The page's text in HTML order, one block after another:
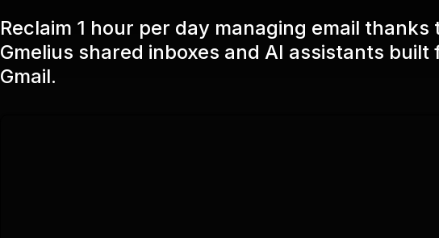
Reclaim 1 hour per day managing email thanks
Gmelius shared inboxes and AI assistants built
Gmail.